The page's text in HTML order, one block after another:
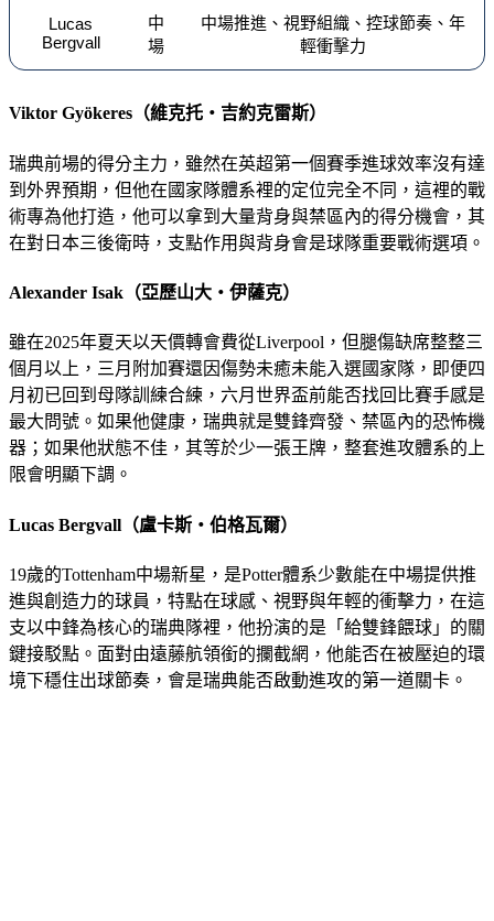
Lucas
Bergvall
中
場
中場推進、視野組織、控球節奏、年
輕衝擊力
Viktor Gyökeres（維克托・吉約克雷斯）
瑞典前場的得分主力，雖然在英超第一個賽季進球效率沒有達
到外界預期，但他在國家隊體系裡的定位完全不同，這裡的戰
術專為他打造，他可以拿到大量背身與禁區內的得分機會，其
在對日本三後衛時，支點作用與背身會是球隊重要戰術選項。
Alexander Isak（亞歷山大・伊薩克）
雖在2025年夏天以天價轉會費從Liverpool，但腿傷缺席整整三
個月以上，三月附加賽還因傷勢未癒未能入選國家隊，即便四
月初已回到母隊訓練合練，六月世界盃前能否找回比賽手感是
最大問號。如果他健康，瑞典就是雙鋒齊發、禁區內的恐怖機
器；如果他狀態不佳，其等於少一張王牌，整套進攻體系的上
限會明顯下調。
Lucas Bergvall（盧卡斯・伯格瓦爾）
19歲的Tottenham中場新星，是Potter體系少數能在中場提供推
進與創造力的球員，特點在球感、視野與年輕的衝擊力，在這
支以中鋒為核心的瑞典隊裡，他扮演的是「給雙鋒餵球」的關
鍵接駁點。面對由遠藤航領銜的攔截網，他能否在被壓迫的環
境下穩住出球節奏，會是瑞典能否啟動進攻的第一道關卡。